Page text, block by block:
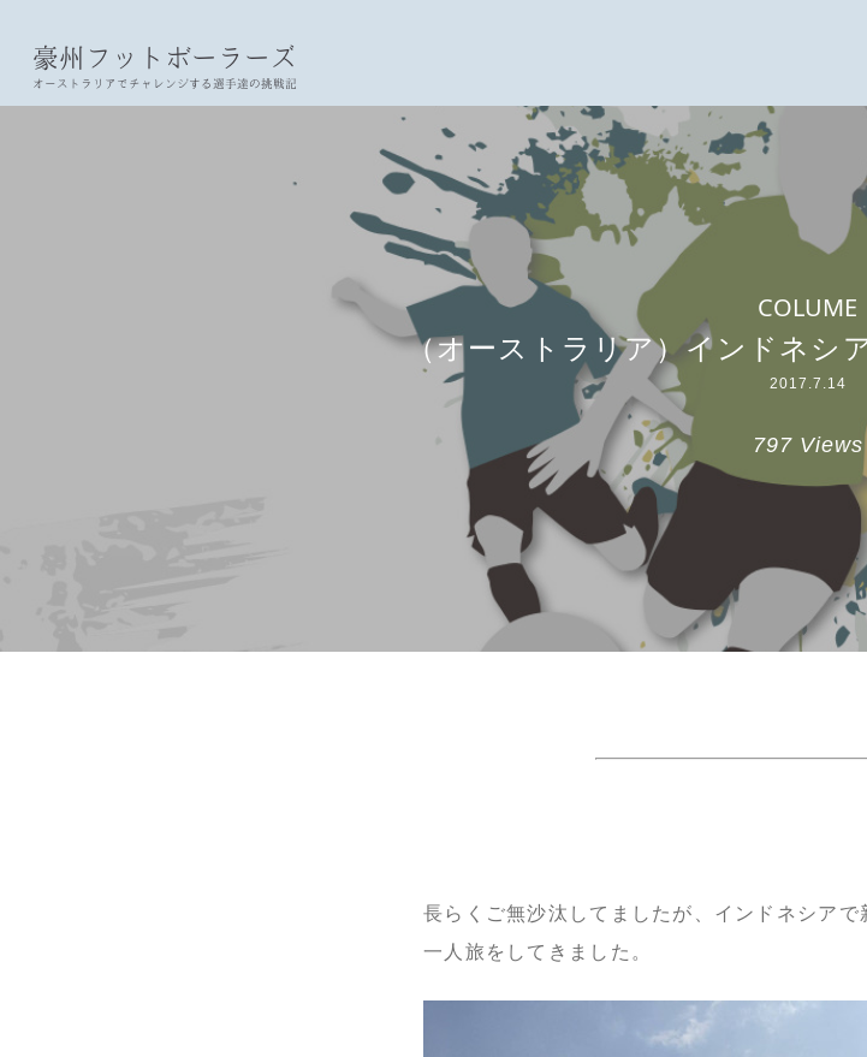
豪州フットボーラーズ
オーストラリアでチャレンジする選手達の挑戦記
COLUME
（オーストラリア）インドネシ
2017.7.14
797 Views
長らくご無沙汰してましたが、インドネシアで
一人旅をしてきました。